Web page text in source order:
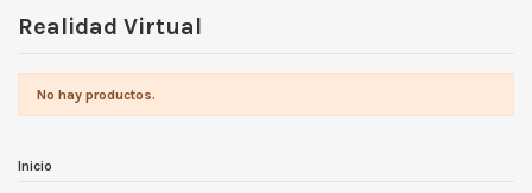
Realidad Virtual
No hay productos.
Inicio